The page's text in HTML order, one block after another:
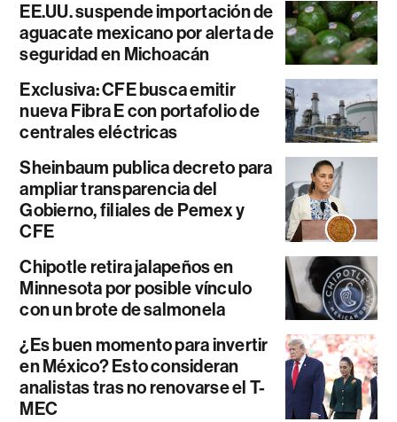
EE.UU. suspende importación de
aguacate mexicano por alerta de
seguridad en Michoacán
Exclusiva: CFE busca emitir
nueva Fibra E con portafolio de
centrales eléctricas
Sheinbaum publica decreto para
ampliar transparencia del
Gobierno, filiales de Pemex y
CFE
Chipotle retira jalapeños en
Minnesota por posible vínculo
con un brote de salmonela
¿Es buen momento para invertir
en México? Esto consideran
analistas tras no renovarse el T-
MEC